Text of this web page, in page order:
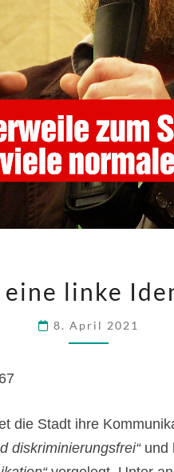
FÜR
LINKE
eine linke
8. April 2021
die Stadt ihre
diskriminierungsfrei“und